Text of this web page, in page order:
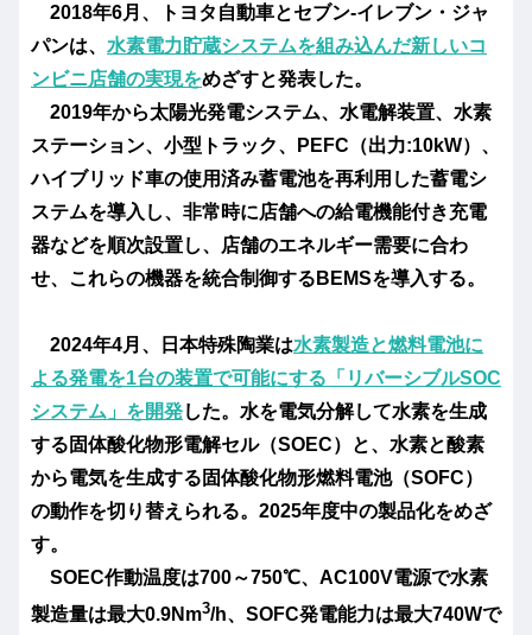
2018年6月、トヨタ自動車とセブン-イレブン・ジャ
パンは、 水素電力貯蔵システムを組み込んだ新しいコ
ンビニ店舗の実現をめざすと発表した。
2019年から太陽光発電システム、水電解装置、水素
ステーション、小型トラック、PEFC（出力:10kW）、
ハイブリッド車の使用済み蓄電池を再利用した蓄電シ
ステムを導入し、非常時に店舗への給電機能付き充電
器などを順次設置し、店舗のエネルギー需要に合わ
せ、これらの機器を統合制御するBEMSを導入する。
2024年4月、日本特殊陶業は水素製造と燃料電池に
よる発電を1台の装置で可能にする「リバーシブルSOC
システム」を開発した。水を電気分解して水素を生成
する固体酸化物形電解セル（SOEC）と、水素と酸素
から電気を生成する固体酸化物形燃料電池（SOFC）
の動作を切り替えられる。2025年度中の製品化をめざ
す。
SOEC作動温度は700～750℃、AC100V電源で水素
製造量は最大0.9Nm3/h、SOFC発電能力は最大740Wで